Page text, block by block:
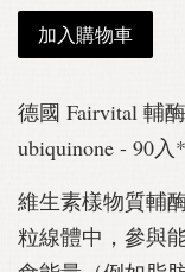
加入購物車
德國 Fairvital 輔
ubiquinone - 90
維生素樣物質輔
粒線體中，參與